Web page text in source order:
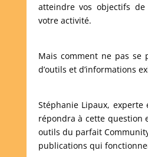
atteindre vos objectifs
votre activité.
Mais comment ne pas se
d’outils et d’informations
Stéphanie Lipaux, experte
répondra à cette question
outils du parfait
publications qui